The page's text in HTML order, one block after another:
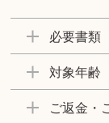
必要書類
対象年齢
ご返金・